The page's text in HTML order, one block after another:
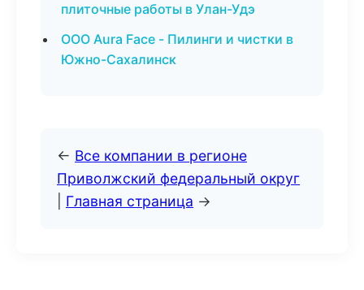
плиточные работы в Улан-Удэ
ООО Aura Face - Пилинги и чистки в
Южно-Сахалинск
← Все компании в регионе
Приволжский федеральный округ
Главная страница →